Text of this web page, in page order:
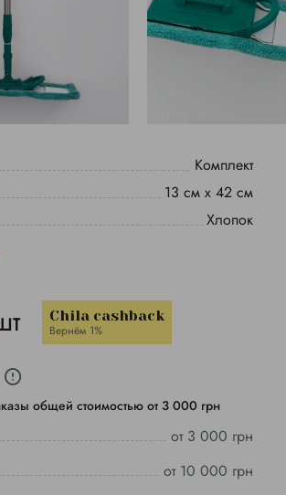
Комплект
13 см х 42 см
Хлопок
Chila cashback
Вернём 1%
общей стоимостью от 3 000 грн
от 3 000 грн
от 10 000 грн